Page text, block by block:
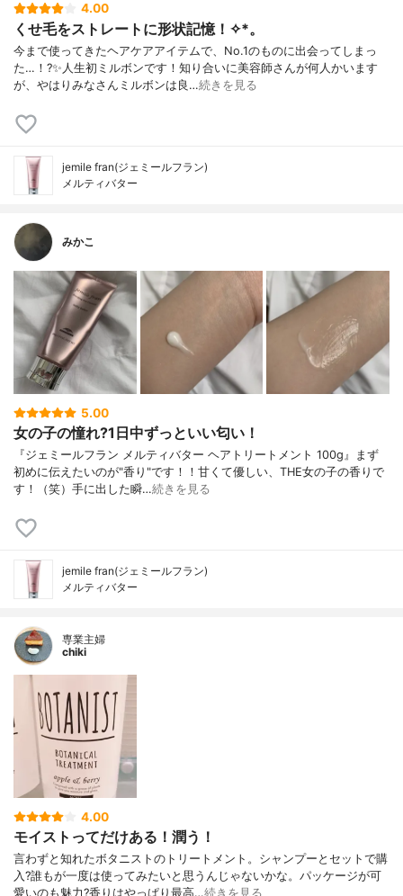
4.00
くせ毛をストレートに形状記憶！✧︎*。
今まで使ってきたヘアケアアイテムで、No.1のものに出会ってしまっ
た…！?✨人生初ミルボンです！知り合いに美容師さんが何人かいます
が、やはりみなさんミルボンは良…続きを見る
jemile fran(ジェミールフラン)
メルティバター
みかこ
5.00
女の子の憧れ?1日中ずっといい匂い！
『ジェミールフラン メルティバター ヘアトリートメント 100g』まず
初めに伝えたいのが"香り"です！！甘くて優しい、THE女の子の香りで
す！（笑）手に出した瞬…続きを見る
jemile fran(ジェミールフラン)
メルティバター
専業主婦
chiki
4.00
モイストってだけある！潤う！
言わずと知れたボタニストのトリートメント。シャンプーとセットで購
入?誰もが一度は使ってみたいと思うんじゃないかな。パッケージが可
愛いのも魅力?香りはやっぱり最高…続きを見る